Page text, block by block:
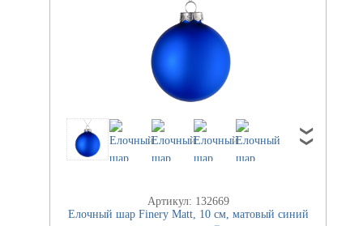
Артикул: 132669
Елочный шар Finery Matt, 10 см, матовый синий